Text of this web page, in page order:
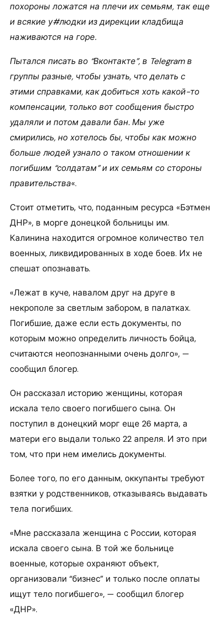
похороны ложатся на плечи их семьям, так еще
и всякие у#людки из дирекции кладбища
наживаются на горе.
Пытался писать во “Вконтакте”, в Telegram в
группы разные, чтобы узнать, что делать с
этими справками, как добиться хоть какой-то
компенсации, только вот сообщения быстро
удаляли и потом давали бан. Мы уже
смирились, но хотелось бы, чтобы как можно
больше людей узнало о таком отношении к
погибшим “солдатам” и их семьям со стороны
правительства«.
Стоит отметить, что, поданным ресурса «Бэтмен
ДНР», в морге донецкой больницы им.
Калинина находится огромное количество тел
военных, ликвидированных в ходе боев. Их не
спешат опознавать.
«Лежат в куче, навалом друг на друге в
некрополе за светлым забором, в палатках.
Погибшие, даже если есть документы, по
которым можно определить личность бойца,
считаются неопознанными очень долго», —
сообщил блогер.
Он рассказал историю женщины, которая
искала тело своего погибшего сына. Он
поступил в донецкий морг еще 26 марта, а
матери его выдали только 22 апреля. И это при
том, что при нем имелись документы.
Более того, по его данным, оккупанты требуют
взятки у родственников, отказываясь выдавать
тела погибших.
«Мне рассказала женщина с России, которая
искала своего сына. В той же больнице
военные, которые охраняют объект,
организовали “бизнес” и только после оплаты
ищут тело погибшего», — сообщил блогер
«ДНР».